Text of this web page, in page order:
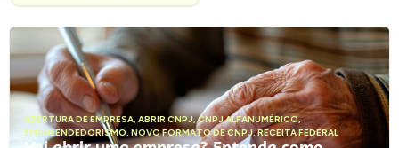
ABERTURA DE EMPRESA, ABRIR CNPJ,CNPJ ALFANUMÉRICO,
EMPREENDEDORISMO, NOVO FORMATO DE CNPJ,RECEITA FEDERAL